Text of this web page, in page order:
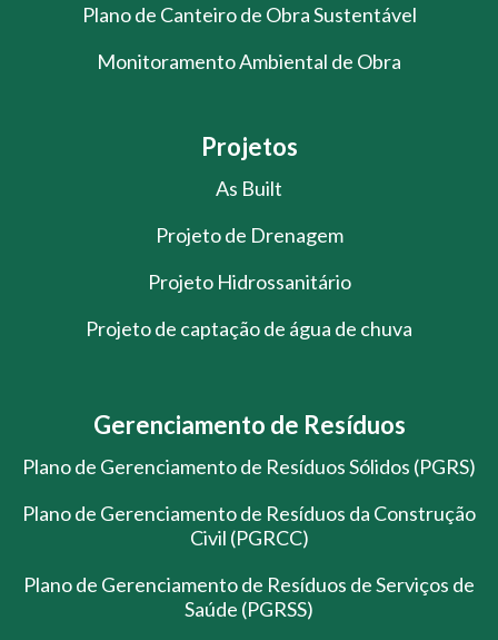
Plano de Canteiro de Obra Sustentável
Monitoramento Ambiental de Obra
Projetos
As Built
Projeto de Drenagem
Projeto Hidrossanitário
Projeto de captação de água de chuva
Gerenciamento de Resíduos
Plano de Gerenciamento de Resíduos Sólidos (PGRS)
Plano de Gerenciamento de Resíduos da Construção
Civil (PGRCC)
Plano de Gerenciamento de Resíduos de Serviços de
Saúde (PGRSS)